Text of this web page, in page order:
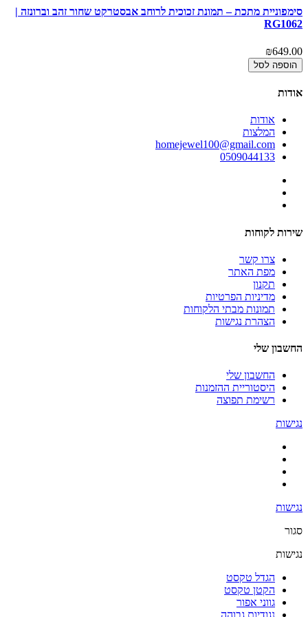
סימפוניית מתכת – תמונת זכוכית לרוחב אבסטרקט שחור זהב וברונזה |
RG1062
₪649.00
הוספה לסל
אודות
אודות
המלצות
homejewel100@gmail.com
0509044133
שירות לקוחות
צרו קשר
מפת האתר
תקנון
מדיניות הפרטיות
תמונות מבתי הלקוחות
הצהרת נגישות
החשבון שלי
החשבון שלי
היסטוריית ההזמנות
רשימת תפוצה
נגישות
נגישות
סגור
נגישות
הגדל טקסט
הקטן טקסט
גווני אפור